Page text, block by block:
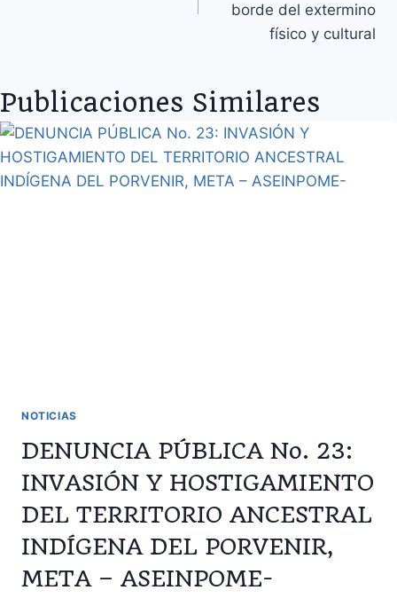
borde del extermino
físico y cultural
Publicaciones Similares
NOTICIAS
DENUNCIA PÚBLICA No. 23:
INVASIÓN Y HOSTIGAMIENTO
DEL TERRITORIO ANCESTRAL
INDÍGENA DEL PORVENIR,
META – ASEINPOME-